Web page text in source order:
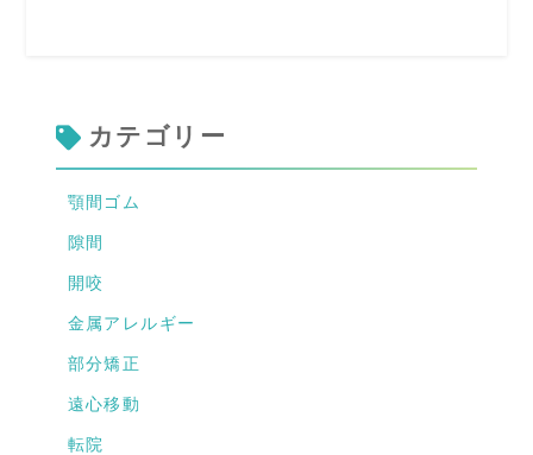
カテゴリー
顎間ゴム
隙間
開咬
金属アレルギー
部分矯正
遠心移動
転院